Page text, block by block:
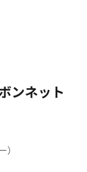
ンネット
）